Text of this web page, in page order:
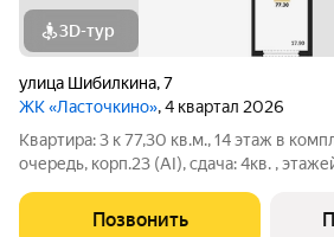
3D-тур
улица Шибилкина,7
ЖК «Ласточкино», 4 квартал 2026
Квартира: 3 к 77,30 кв.м., 14 этаж в
очередь, корп.23 (АI), сдача: 4кв. ,
Позвонить